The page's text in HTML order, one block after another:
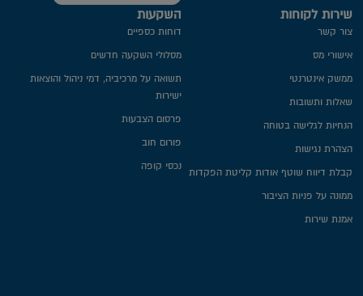
השקעות
דוחות כספיים
מסלולי השקעה חדשים
תשואה על מרכיביה, דמי ניהול והוצאות
ישירות
פרסום הצבעות
פורום חוב
נכסי קופה
שירות לקוחות
צור קשר
אישורי מס
ממשק אינטרנטי
שאלות ותשובות
הנחיות לגלישה בטוחה
הצהרת נגישות
קבלת דיווח שוטף אודות קליטת הפקדות
ממונה על פניות הציבור
אמנת שירות